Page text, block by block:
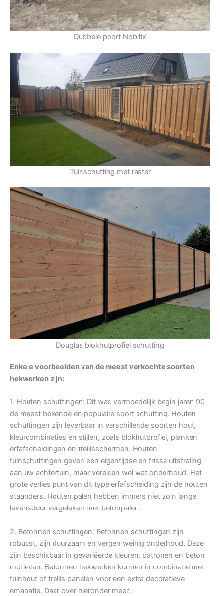
Dubbele poort Nobifix
Tuinschutting met raster
Douglas blokhutprofiel schutting
Enkele voorbeelden van de meest verkochte soorten
hekwerken zijn:
1. Houten schuttingen: Dit was vermoedelijk begin jaren 90
de meest bekende en populaire soort schutting. Houten
schuttingen zijn leverbaar in verschillende soorten hout,
kleurcombinaties en stijlen, zoals blokhutprofiel, planken
erfafscheidingen en trellisschermen. Houten
tuinschuttingen geven een eigentijdse en frisse uitstraling
aan uw achtertuin, maar vereisen wel wat onderhoud. Het
grote verlies punt van dit type erfafscheiding zijn de houten
staanders. Houten palen hebben immers niet zo’n lange
levensduur vergeleken met betonpalen.
2. Betonnen schuttingen: Betonnen schuttingen zijn
robuust, zijn duurzaam en vergen weinig onderhoud. Deze
zijn beschikbaar in gevariëerde kleuren, patronen en beton
motieven. Betonnen hekwerken kunnen in combinatie met
tuinhout of trellis panelen voor een extra decoratieve
emanatie. Daar over hieronder meer.